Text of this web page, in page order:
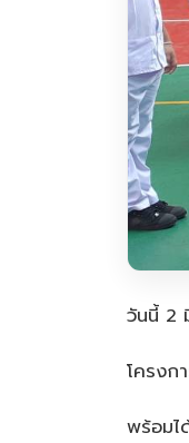
วันนี้ 2
โครงก
พร้อมไ